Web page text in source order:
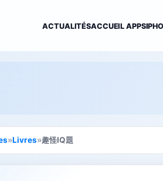
ACTUALITÉSACCUEIL APPS
»Livres»趣怪IQ題